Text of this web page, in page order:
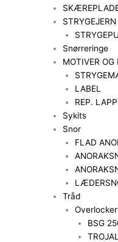
STRYGEJERN
Snørreringe
MOTIVER OG
LABEL
REP.
Sykits
Snor
FLAD
Tråd
BSG